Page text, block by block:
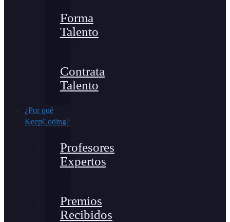
Forma
Talento
Contrata
Talento
¿Por qué
KeepCoding?
Profesores
Expertos
Premios
Recibidos